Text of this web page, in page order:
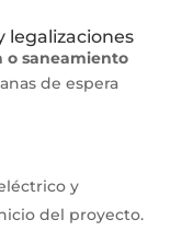
legalizaciones
o saneamiento
de espera
y
del proyecto.